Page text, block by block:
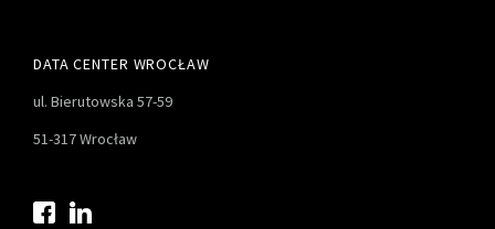
DATA CENTER WROCŁAW
ul. Bierutowska 57-59
51-317 Wrocław